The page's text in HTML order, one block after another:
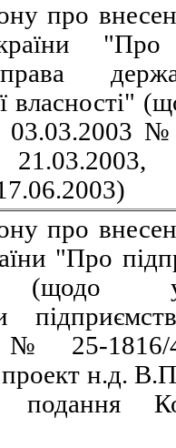
про
"Про
власності"
03.03.2003
про
"Про
(щодо
№ 25-1816/
н.д.
подання